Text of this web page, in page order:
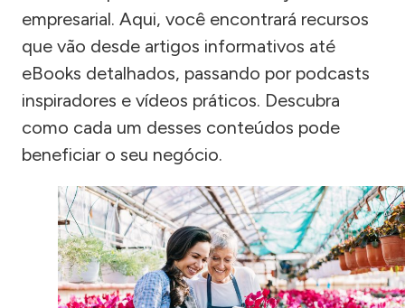
empresarial. Aqui, você encontrará recursos
que vão desde artigos informativos até
eBooks detalhados, passando por podcasts
inspiradores e vídeos práticos. Descubra
como cada um desses conteúdos pode
beneficiar o seu negócio.